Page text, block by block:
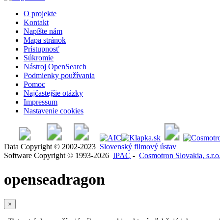
O projekte
Kontakt
Napíšte nám
Mapa stránok
Prístupnosť
Súkromie
Nástroj OpenSearch
Podmienky používania
Pomoc
Najčastejšie otázky
Impressum
Nastavenie cookies
Data Copyright © 2002-2023 Slovenský filmový ústav
Software Copyright © 1993-2026 IPAC - Cosmotron Slovakia,
openseadragon
×